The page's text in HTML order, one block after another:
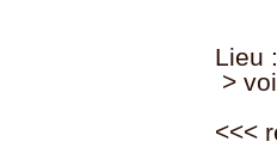
Lieu
>
<<<